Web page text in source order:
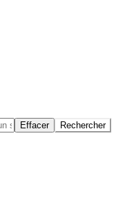
Effacer Rechercher